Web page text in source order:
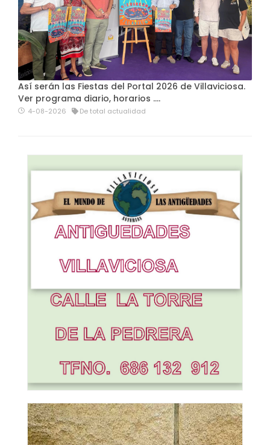
Así serán las Fiestas del Portal 2026 de Villaviciosa.
Ver programa diario, horarios ….
4-08-2026 De total actualidad